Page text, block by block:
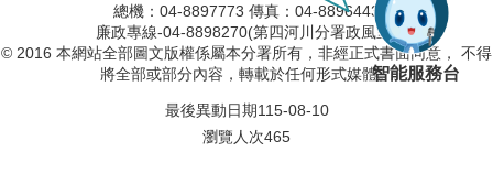
總機：04-8897773 傳真：04-8896443
廉政專線-04-8898270(第四河川分署政風室)
© 2016 本網站全部圖文版權係屬本分署所有，非經正式書面同意， 不得
將全部或部分內容，轉載於任何形式媒體。
最後異動日期115-08-10
瀏覽人次465
智能服務台